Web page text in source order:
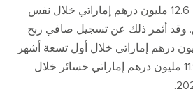
12.6 مليون درهم إماراتي خلال نفس
. وقد أثمر ذلك عن تسجيل صافي ربح
درهم إماراتي خلال أول تسعة أشهر
مليون درهم إماراتي خسائر خلال